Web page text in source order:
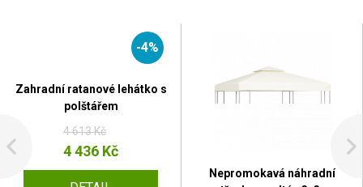
-4%
Zahradní ratanové lehátko s
polštářem
4 613 Kč
4 436 Kč
Nepromokavá náhradní